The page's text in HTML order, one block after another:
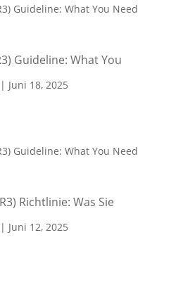
Guideline: What You
| Juni 18, 2025
Richtlinie: Was Sie
| Juni 12, 2025